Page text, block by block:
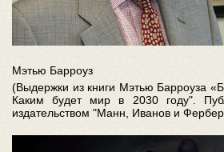
Мэтью Барроуз
(Выдержки из книги Мэтью Барроуза
Каким будет мир в 2030 году".
издательством "Манн, Иванов и